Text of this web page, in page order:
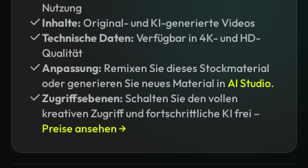
Nutzung
Inhalte: Original- und KI-generierte Videos
Technische Daten: Verfügbar in 4K- und HD-
Qualität
Anpassung: Remixen Sie dieses Stockmaterial
oder generieren Sie neues Material in AI Studio.
Zugriffsebenen: Schalten Sie den vollen
kreativen Zugriff und fortschrittliche KI frei –
Preise ansehen →